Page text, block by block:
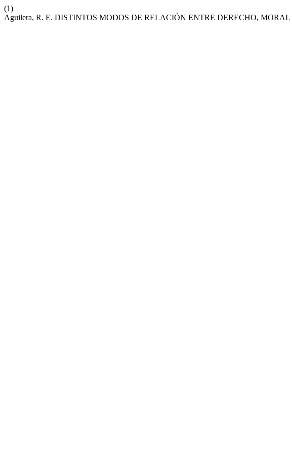
(1)
Aguilera, R. E. DISTINTOS MODOS DE RELACIÓN ENTRE DERECHO,